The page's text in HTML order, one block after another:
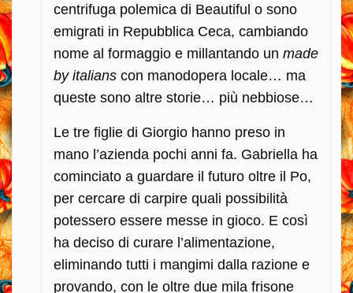
centrifuga polemica di Beautiful o sono
emigrati in Repubblica Ceca, cambiando
nome al formaggio e millantando un made
by italians con manodopera locale… ma
queste sono altre storie… più nebbiose…
Le tre figlie di Giorgio hanno preso in
mano l’azienda pochi anni fa. Gabriella ha
cominciato a guardare il futuro oltre il Po,
per cercare di carpire quali possibilità
potessero essere messe in gioco. E così
ha deciso di curare l’alimentazione,
eliminando tutti i mangimi dalla razione e
provando, con le oltre due mila frisone